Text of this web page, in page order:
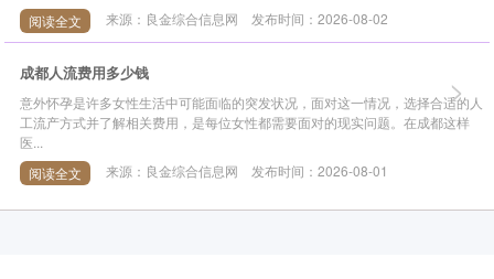
阅读全文
来源：良金综合信息网 发布时间：2026-08-02
成都人流费用多少钱
意外怀孕是许多女性生活中可能面临的突发状况，面对这一情况，选择合适的人
工流产方式并了解相关费用，是每位女性都需要面对的现实问题。在成都这样
医...
阅读全文
来源：良金综合信息网 发布时间：2026-08-01
>